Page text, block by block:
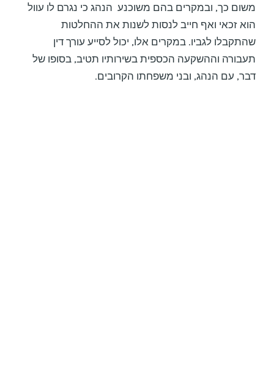
משום כך, ובמקרים בהם משוכנע הנהג כי נגרם לו עוול
הוא זכאי ואף חייב לנסות לשנות את ההחלטות
שהתקבלו לגביו. במקרים אלו, יכול לסייע עורך דין
תעבורה וההשקעה הכספית בשירותיו תטיב, בסופו של
דבר, עם הנהג, ובני משפחתו הקרובים.